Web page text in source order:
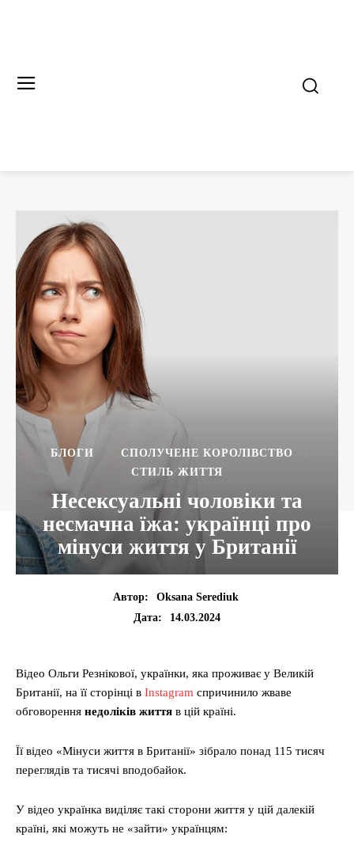
БЛОГИ
СПОЛУЧЕНЕ КОРОЛІВСТВО
СТИЛЬ ЖИТТЯ
Несексуальні чоловіки та
несмачна їжа: українці про
мінуси життя у Британії
Автор:
Oksana Serediuk
Дата:
14.03.2024
Відео Ольги Резнікової, українки, яка проживає у Великій
Британії, на її сторінці в Instagram спричинило жваве
обговорення недоліків життя в цій країні.
Її відео «Мінуси життя в Британії» зібрало понад 115 тисяч
переглядів та тисячі вподобайок.
У відео українка виділяє такі сторони життя у цій далекій
країні, які можуть не «зайти» українцям: